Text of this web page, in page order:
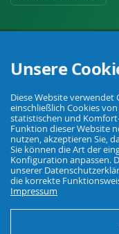
Ihr Fachhandel für
© Agrarking. Alle Rechte
AGBDatenschutz
Unsere
Diese Website
einschließlich Cookies
statistischen und
Funktion dieser Website
nutzen, akzeptieren Sie,
Sie können die Art der
Konfiguration anpassen.
unserer
die korrekte
Impressum